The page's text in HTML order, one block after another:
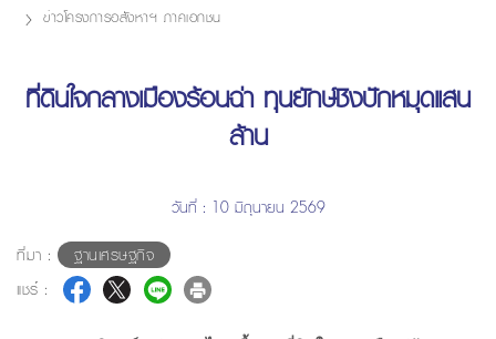
ข่าวโครงการอสังหาฯ ภาคเอกชน
ที่ดินใจกลางเมืองร้อนฉ่า ทุนยักษ์ชิงปักหมุดแสน
ล้าน
วันที่ : 10 มิถุนายน 2569
ที่มา :
ฐานเศรษฐกิจ
แชร์ :